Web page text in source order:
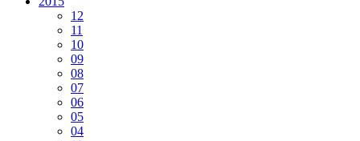
12
11
10
09
08
07
06
05
04